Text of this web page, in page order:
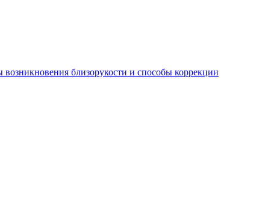
близорукости и способы коррекции